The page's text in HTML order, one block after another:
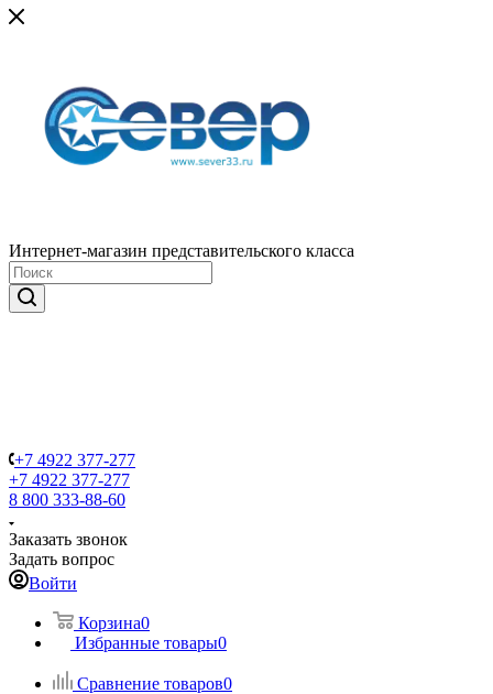
Интернет-магазин представительского класса
+7 4922 377-277
+7 4922 377-277
8 800 333-88-60
Заказать звонок
Задать вопрос
Войти
Корзина0
Избранные товары0
Сравнение товаров0